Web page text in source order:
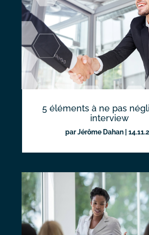
5 éléments à ne pas
interview
parJérôme Dahan |